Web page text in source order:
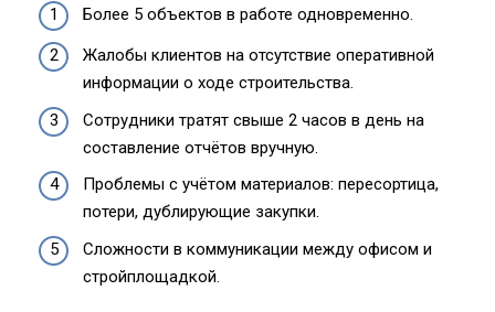
Более 5 объектов в работе одновременно.
Жалобы клиентов на отсутствие оперативной
информации о ходе строительства.
Сотрудники тратят свыше 2 часов в день на
составление отчётов вручную.
Проблемы с учётом материалов: пересортица,
потери, дублирующие закупки.
Сложности в коммуникации между офисом и
стройплощадкой.